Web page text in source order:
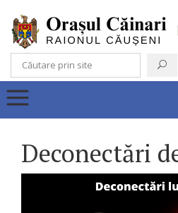
Deconectări